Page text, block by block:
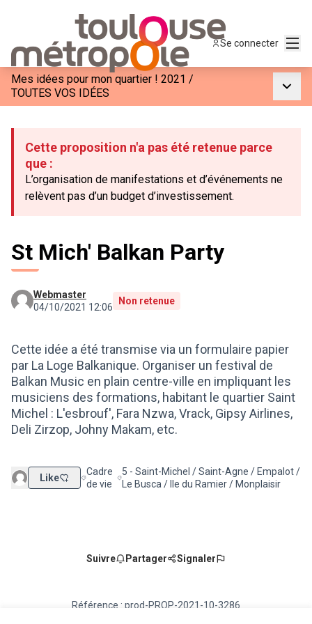
Se connecter
Mes idées pour mon quartier ! 2021 /
TOUTES VOS IDÉES
Cette proposition n'a pas été retenue parce
que :
L’organisation de manifestations et d’événements ne
relèvent pas d’un budget d’investissement.
St Mich' Balkan Party
Webmaster
04/10/2021 12:06
Non retenue
Cette idée a été transmise via un formulaire papier
par La Loge Balkanique. Organiser un festival de
Balkan Music en plain centre-ville en impliquant les
musiciens des formations, habitant le quartier Saint
Michel : L'esbrouf', Fara Nzwa, Vrack, Gipsy Airlines,
Deli Zirzop, Johny Makam, etc.
Like Filtrer les résultats de la catégorie : Cadre de vie
Cadre
de vie Filtrer les résultats pour le secteur : 5 -
5 - Saint-Michel / Saint-Agne / Empalot /
Le Busca / Ile du Ramier / Monplaisir
Suivre Partager Signaler
Référence : prod-PROP-2021-10-3286